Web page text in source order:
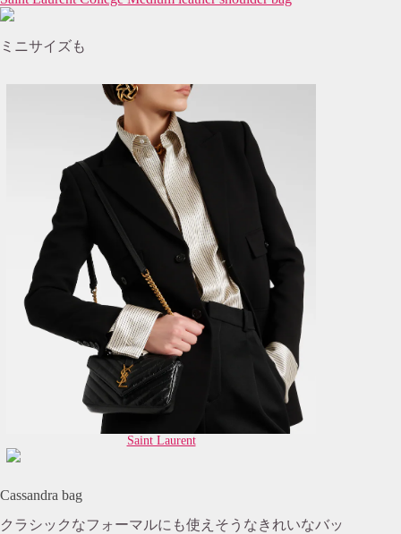
ミニサイズも
Saint Laurent
Cassandra bag
クラシックなフォーマルにも使えそうなきれいなバッ